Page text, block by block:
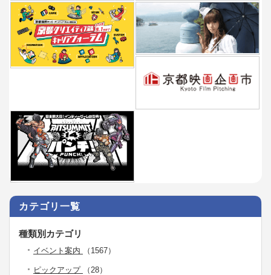
カテゴリ一覧
種類別カテゴリ
イベント案内 （1567）
ピックアップ （28）